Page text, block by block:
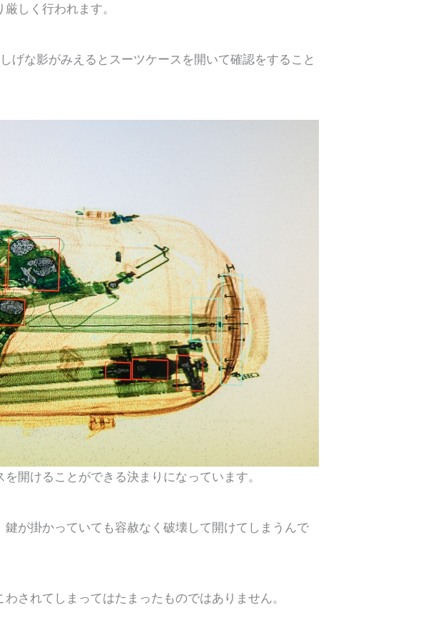
しく行われます。
げな影がみえるとスーツケースを開いて確認をすること
開けることができる決まりになっています。
が掛かっていても容赦なく破壊して開けてしまうんで
されてしまってはたまったものではありません。